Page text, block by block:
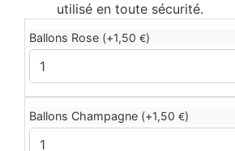
utilisé en toute sécurité.
Ballons Rose (+1,50 €)
Ballons Champagne (+1,50 €)